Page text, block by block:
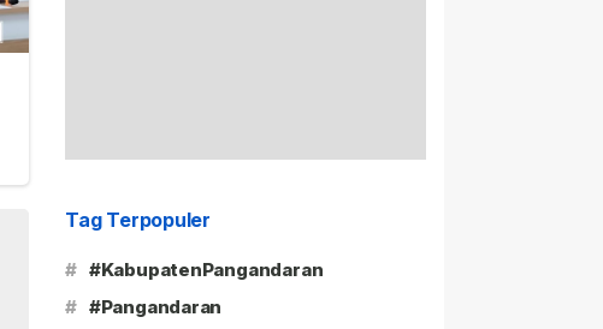
Tag Terpopuler
# #KabupatenPangandaran
# #Pangandaran